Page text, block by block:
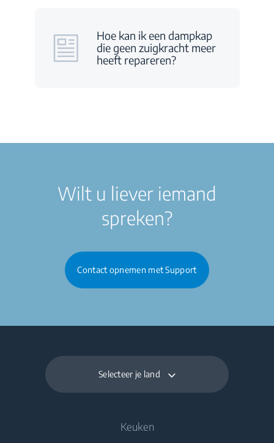
Hoe kan ik een dampkap
die geen zuigkracht meer
heeft repareren?
Wilt u liever iemand
spreken?
Contact opnemen met Support
Selecteer je land
Keuken